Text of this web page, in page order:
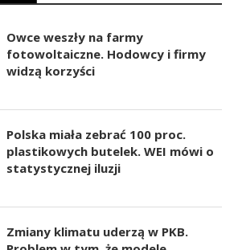
Owce weszły na farmy
fotowoltaiczne. Hodowcy i firmy
widzą korzyści
Polska miała zebrać 100 proc.
plastikowych butelek. WEI mówi o
statystycznej iluzji
Zmiany klimatu uderzą w PKB.